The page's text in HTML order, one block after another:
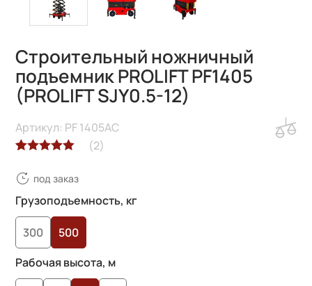
Строительный ножничный
подъемник PROLIFT PF1405
(PROLIFT SJY0.5-12)
5.00из 5 на
основе
опроса
пользователей
(2)
Артикул: PF 1405AC
под заказ
Грузоподъемность, кг
300
500
Рабочая высота, м